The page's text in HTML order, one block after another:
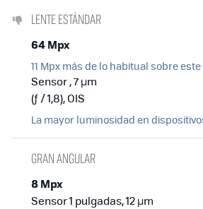
LENTE ESTÁNDAR
64 Mpx
11 Mpx más de lo habitual sobre
Sensor , 7 µm
(ƒ / 1,8), OIS
La mayor luminosidad en
GRAN ANGULAR
8 Mpx
Sensor 1 pulgadas, 12 µm